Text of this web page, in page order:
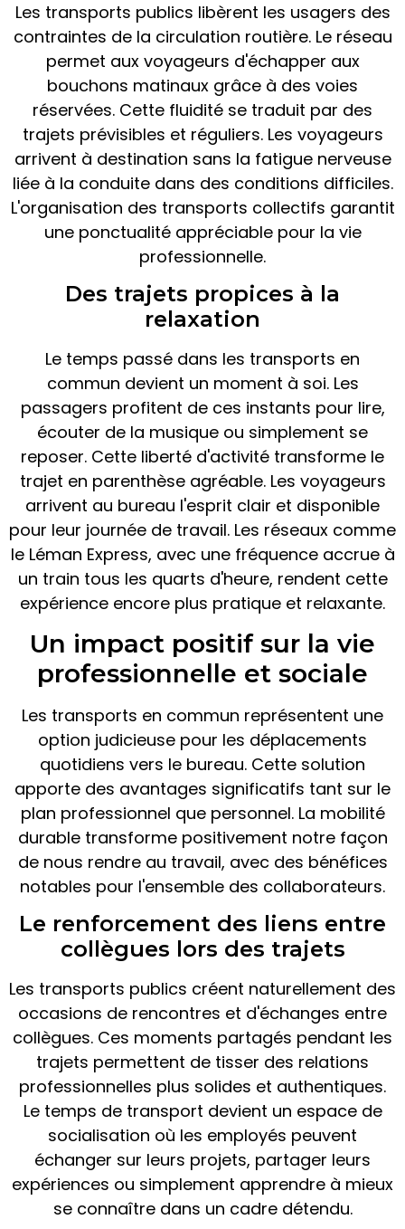
Les transports publics libèrent les usagers des
contraintes de la circulation routière. Le réseau
permet aux voyageurs d'échapper aux
bouchons matinaux grâce à des voies
réservées. Cette fluidité se traduit par des
trajets prévisibles et réguliers. Les voyageurs
arrivent à destination sans la fatigue nerveuse
liée à la conduite dans des conditions difficiles.
L'organisation des transports collectifs garantit
une ponctualité appréciable pour la vie
professionnelle.
Des trajets propices à la
relaxation
Le temps passé dans les transports en
commun devient un moment à soi. Les
passagers profitent de ces instants pour lire,
écouter de la musique ou simplement se
reposer. Cette liberté d'activité transforme le
trajet en parenthèse agréable. Les voyageurs
arrivent au bureau l'esprit clair et disponible
pour leur journée de travail. Les réseaux comme
le Léman Express, avec une fréquence accrue à
un train tous les quarts d'heure, rendent cette
expérience encore plus pratique et relaxante.
Un impact positif sur la vie
professionnelle et sociale
Les transports en commun représentent une
option judicieuse pour les déplacements
quotidiens vers le bureau. Cette solution
apporte des avantages significatifs tant sur le
plan professionnel que personnel. La mobilité
durable transforme positivement notre façon
de nous rendre au travail, avec des bénéfices
notables pour l'ensemble des collaborateurs.
Le renforcement des liens entre
collègues lors des trajets
Les transports publics créent naturellement des
occasions de rencontres et d'échanges entre
collègues. Ces moments partagés pendant les
trajets permettent de tisser des relations
professionnelles plus solides et authentiques.
Le temps de transport devient un espace de
socialisation où les employés peuvent
échanger sur leurs projets, partager leurs
expériences ou simplement apprendre à mieux
se connaître dans un cadre détendu.